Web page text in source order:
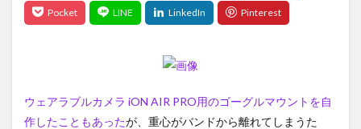
ウェアラブルカメラ iON AIR PRO用のゴーグルマウントを自
作したこともあったが、重心がバンドから離れてしまうた